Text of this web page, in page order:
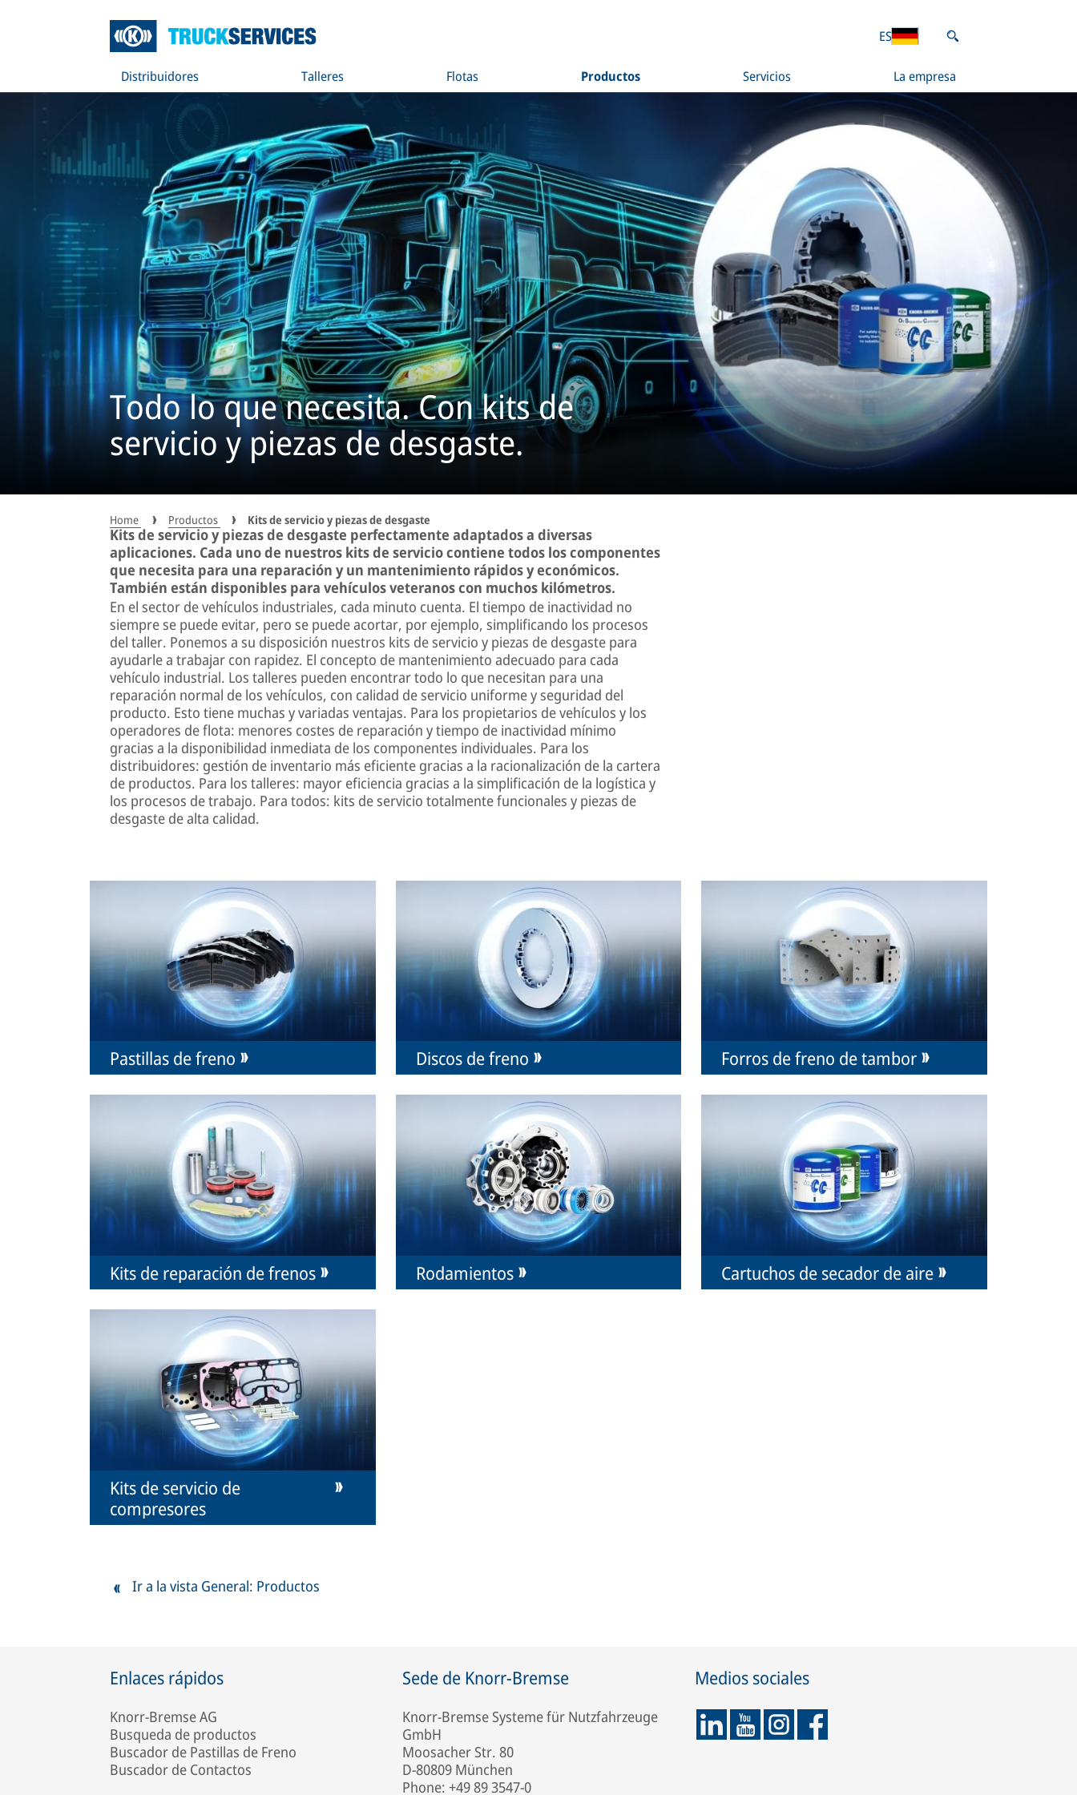
Distribuidores Talleres Flotas Productos Servicios La empresa
ES
Todo lo que necesita. Con kits de
servicio y piezas de desgaste.
Home Productos Kits de servicio y piezas de desgaste
Kits de servicio y piezas de desgaste perfectamente adaptados a diversas
aplicaciones. Cada uno de nuestros kits de servicio contiene todos los componentes
que necesita para una reparación y un mantenimiento rápidos y económicos.
También están disponibles para vehículos veteranos con muchos kilómetros.
En el sector de vehículos industriales, cada minuto cuenta. El tiempo de inactividad no
siempre se puede evitar, pero se puede acortar, por ejemplo, simplificando los procesos
del taller. Ponemos a su disposición nuestros kits de servicio y piezas de desgaste para
ayudarle a trabajar con rapidez. El concepto de mantenimiento adecuado para cada
vehículo industrial. Los talleres pueden encontrar todo lo que necesitan para una
reparación normal de los vehículos, con calidad de servicio uniforme y seguridad del
producto. Esto tiene muchas y variadas ventajas. Para los propietarios de vehículos y los
operadores de flota: menores costes de reparación y tiempo de inactividad mínimo
gracias a la disponibilidad inmediata de los componentes individuales. Para los
distribuidores: gestión de inventario más eficiente gracias a la racionalización de la cartera
de productos. Para los talleres: mayor eficiencia gracias a la simplificación de la logística y
los procesos de trabajo. Para todos: kits de servicio totalmente funcionales y piezas de
desgaste de alta calidad.
Pastillas de freno Discos de freno Forros de freno de tambor
Kits de reparación de frenos Rodamientos Cartuchos de secador de aire
Kits de servicio de
compresores
Ir a la vista General: Productos
Enlaces rápidos
Knorr-Bremse AG
Busqueda de productos
Buscador de Pastillas de Freno
Buscador de Contactos
Sede de Knorr-Bremse
Knorr-Bremse Systeme für Nutzfahrzeuge
GmbH
Moosacher Str. 80
D-80809 München
Phone: +49 89 3547-0
Medios sociales